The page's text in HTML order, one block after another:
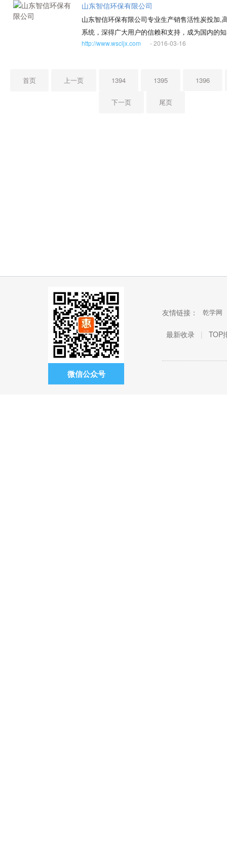
山东智信环保有限公司
山东智信环保有限公司专业生产销售活性炭投加
系统，深得广大用户的信赖和支持，成为国内的
http://www.wscljx.com - 2016-03-16
首页 上一页 1394 1395 1396
下一页 尾页
微信公众号
友情链接： 乾学网
最新收录 | TOP